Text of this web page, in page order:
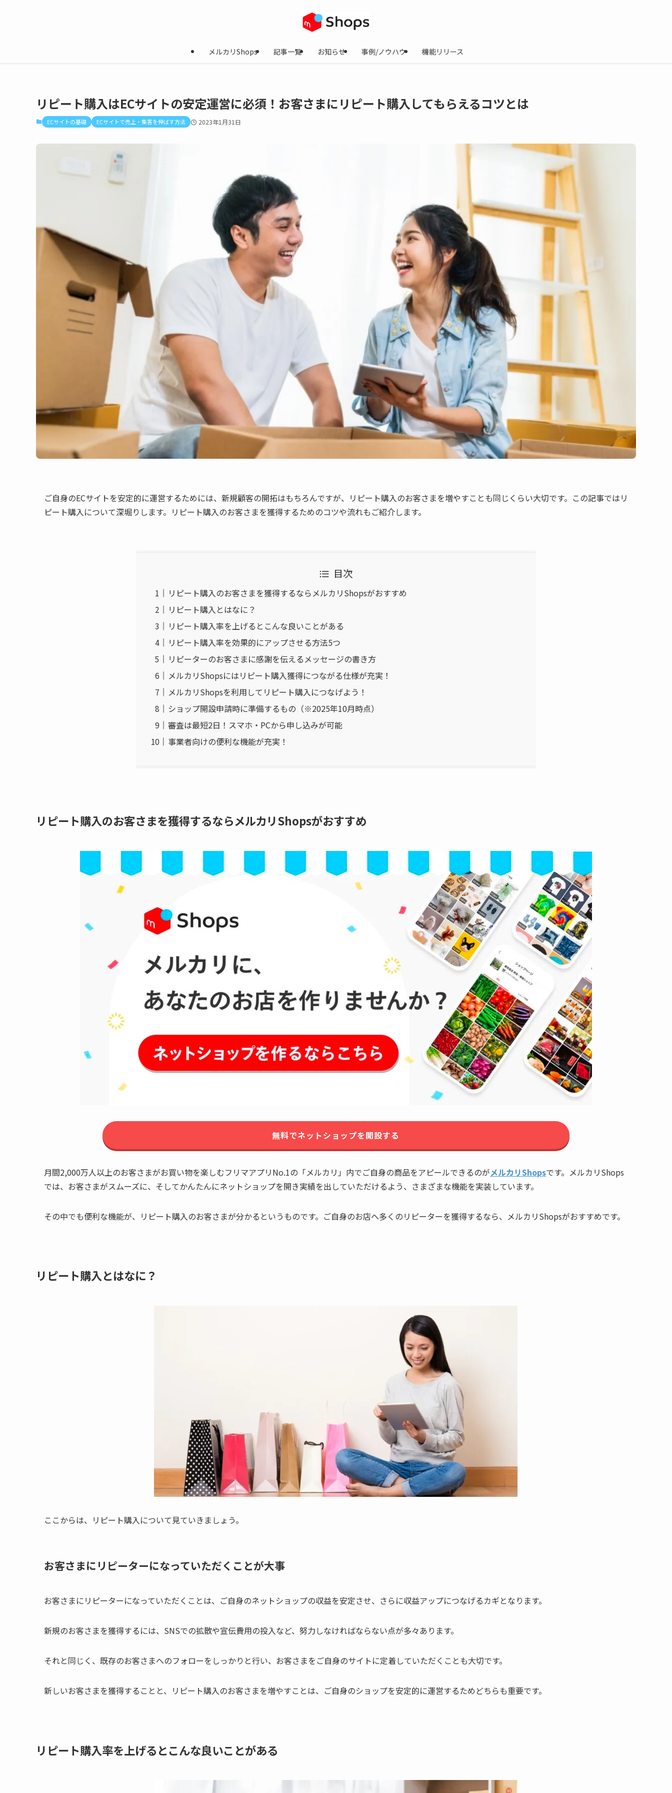
メルカリShops 記事一覧 お知らせ 事例/ノウハウ 機能リリース
リピート購入はECサイトの安定運営に必須！お客さまにリピート購入してもらえるコツとは
ECサイトの基礎 ECサイトで売上・集客を伸ばす方法 2023年1月31日
ご自身のECサイトを安定的に運営するためには、新規顧客の開拓はもちろんですが、リピート購入のお客さまを増やすことも同じくらい大切です。この記事ではリ
ピート購入について深堀りします。リピート購入のお客さまを獲得するためのコツや流れもご紹介します。
目次
リピート購入のお客さまを獲得するならメルカリShopsがおすすめ
リピート購入とはなに？
リピート購入率を上げるとこんな良いことがある
リピート購入率を効果的にアップさせる方法5つ
リピーターのお客さまに感謝を伝えるメッセージの書き方
メルカリShopsにはリピート購入獲得につながる仕様が充実！
メルカリShopsを利用してリピート購入につなげよう！
ショップ開設申請時に準備するもの（※2025年10月時点）
審査は最短2日！スマホ・PCから申し込みが可能
事業者向けの便利な機能が充実！
リピート購入のお客さまを獲得するならメルカリShopsがおすすめ
無料でネットショップを開設する
月間2,000万人以上のお客さまがお買い物を楽しむフリマアプリNo.1の「メルカリ」内でご自身の商品をアピールできるのがメルカリShopsです。メルカリShops
では、お客さまがスムーズに、そしてかんたんにネットショップを開き実績を出していただけるよう、さまざまな機能を実装しています。
その中でも便利な機能が、リピート購入のお客さまが分かるというものです。ご自身のお店へ多くのリピーターを獲得するなら、メルカリShopsがおすすめです。
リピート購入とはなに？
ここからは、リピート購入について見ていきましょう。
お客さまにリピーターになっていただくことが大事
お客さまにリピーターになっていただくことは、ご自身のネットショップの収益を安定させ、さらに収益アップにつなげるカギとなります。
新規のお客さまを獲得するには、SNSでの拡散や宣伝費用の投入など、努力しなければならない点が多々あります。
それと同じく、既存のお客さまへのフォローをしっかりと行い、お客さまをご自身のサイトに定着していただくことも大切です。
新しいお客さまを獲得することと、リピート購入のお客さまを増やすことは、ご自身のショップを安定的に運営するためどちらも重要です。
リピート購入率を上げるとこんな良いことがある